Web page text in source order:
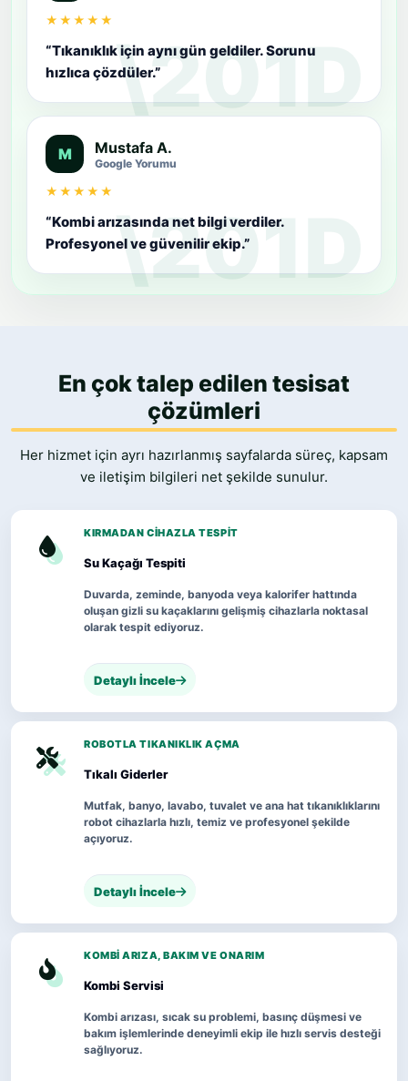
★★★★★
“Tıkanıklık için aynı gün geldiler. Sorunu
hızlıca çözdüler.”
M Mustafa A.
Google Yorumu
★★★★★
“Kombi arızasında net bilgi verdiler.
Profesyonel ve güvenilir ekip.”
En çok talep edilen tesisat
çözümleri
Her hizmet için ayrı hazırlanmış sayfalarda süreç, kapsam
ve iletişim bilgileri net şekilde sunulur.
KIRMADAN CIHAZLA TESPIT
Su Kaçağı Tespiti
Duvarda, zeminde, banyoda veya kalorifer hattında
oluşan gizli su kaçaklarını gelişmiş cihazlarla noktasal
olarak tespit ediyoruz.
Detaylı İncele
ROBOTLA TIKANIKLIK AÇMA
Tıkalı Giderler
Mutfak, banyo, lavabo, tuvalet ve ana hat tıkanıklıklarını
robot cihazlarla hızlı, temiz ve profesyonel şekilde
açıyoruz.
Detaylı İncele
KOMBI ARIZA, BAKIM VE ONARIM
Kombi Servisi
Kombi arızası, sıcak su problemi, basınç düşmesi ve
bakım işlemlerinde deneyimli ekip ile hızlı servis desteği
sağlıyoruz.